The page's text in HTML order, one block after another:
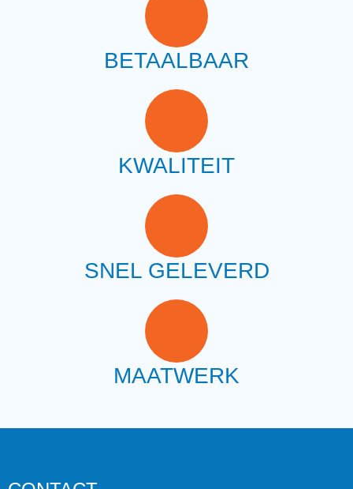
BETAALBAAR
KWALITEIT
SNEL GELEVERD
MAATWERK